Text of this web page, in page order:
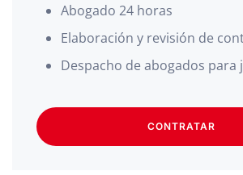
Abogado 24 horas
Elaboración y revisión de
Despacho de abogados para
CONTRATAR